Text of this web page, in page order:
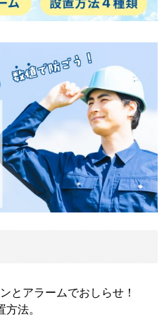
とアラームでおしらせ！
法。